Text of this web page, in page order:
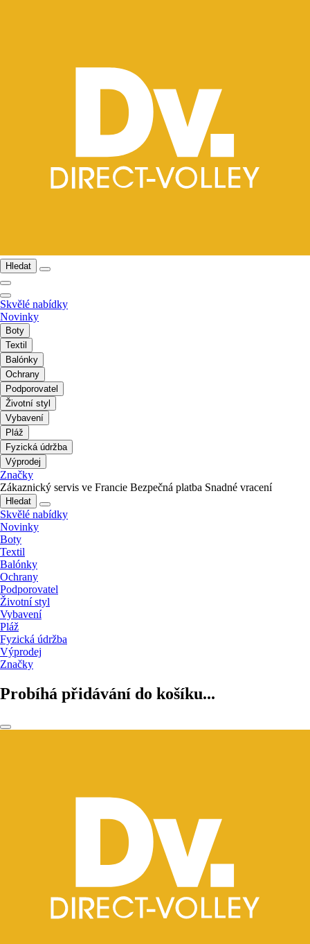
Hledat
Skvělé nabídky
Novinky
Boty
Textil
Balónky
Ochrany
Podporovatel
Životní styl
Vybavení
Pláž
Fyzická údržba
Výprodej
Značky
Zákaznický servis ve Francie Bezpečná platba Snadné vracení
Hledat
Skvělé nabídky
Novinky
Boty
Textil
Balónky
Ochrany
Podporovatel
Životní styl
Vybavení
Pláž
Fyzická údržba
Výprodej
Značky
Probíhá přidávání do košíku...